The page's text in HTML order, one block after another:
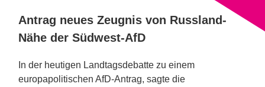
Antrag neues Zeugnis von Russland-
Nähe der Südwest-AfD
In der heutigen Landtagsdebatte zu einem
europapolitischen AfD-Antrag, sagte die